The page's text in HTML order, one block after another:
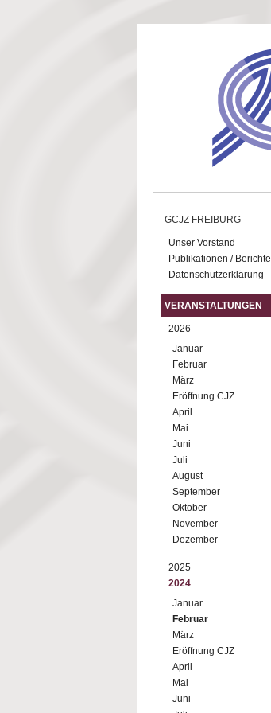
GCJZ FREIBURG
Unser Vorstand
Publikationen / Berichte
Datenschutzerklärung
VERANSTALTUNGEN
2026
Januar
Februar
März
Eröffnung CJZ
April
Mai
Juni
Juli
August
September
Oktober
November
Dezember
2025
2024
Januar
Februar
März
Eröffnung CJZ
April
Mai
Juni